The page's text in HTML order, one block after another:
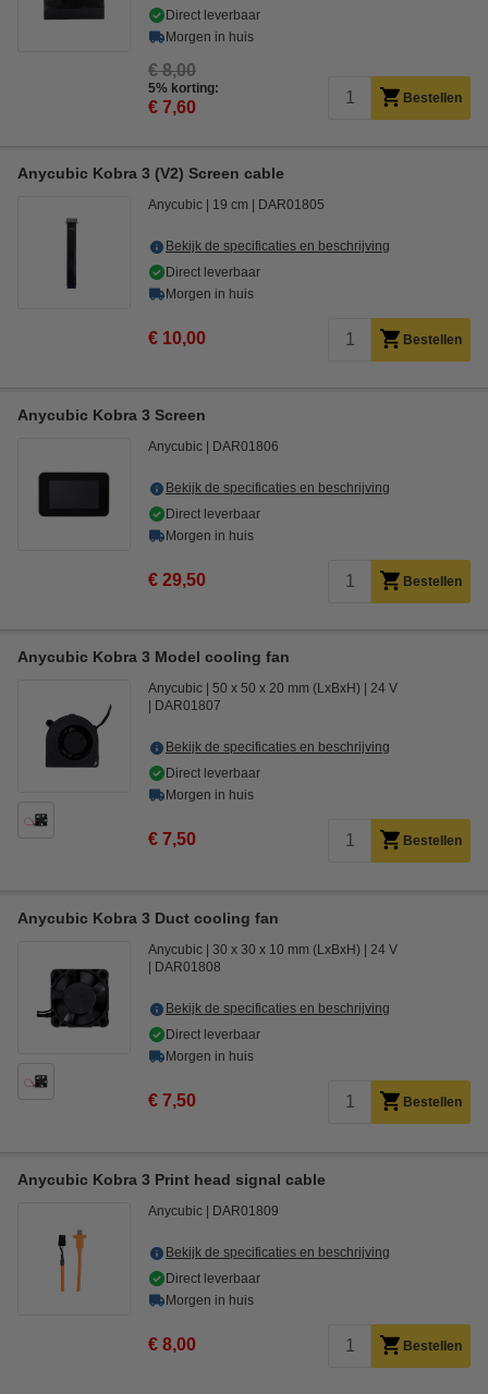
Direct leverbaar
Morgen in huis
€ 8,00
5% korting:
€ 7,60 Bestellen
Anycubic Kobra 3 (V2) Screen cable
Anycubic 19 cm DAR01805
Bekijk de specificaties en beschrijving
Direct leverbaar
Morgen in huis
€ 10,00 Bestellen
Anycubic Kobra 3 Screen
Anycubic DAR01806
Bekijk de specificaties en beschrijving
Direct leverbaar
Morgen in huis
€ 29,50 Bestellen
Anycubic Kobra 3 Model cooling fan
Anycubic 50 x 50 x 20 mm (LxBxH)
24 V
DAR01807
Bekijk de specificaties en beschrijving
Direct leverbaar
Morgen in huis
€ 7,50 Bestellen
Anycubic Kobra 3 Duct cooling fan
Anycubic 30 x 30 x 10 mm (LxBxH)
24 V
DAR01808
Bekijk de specificaties en beschrijving
Direct leverbaar
Morgen in huis
€ 7,50 Bestellen
Anycubic Kobra 3 Print head signal cable
Anycubic DAR01809
Bekijk de specificaties en beschrijving
Direct leverbaar
Morgen in huis
€ 8,00 Bestellen